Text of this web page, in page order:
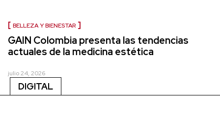
BELLEZA Y BIENESTAR
GAIN Colombia presenta las tendencias
actuales de la medicina estética
julio 24, 2026
DIGITAL